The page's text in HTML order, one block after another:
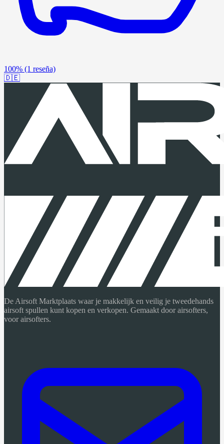
100% (1 reseña)
🇩🇪
De Airsoft Marktplaats waar je makkelijk en veilig je tweedehands
airsoft spullen kunt kopen en verkopen. Gemaakt door airsofters,
voor airsofters.